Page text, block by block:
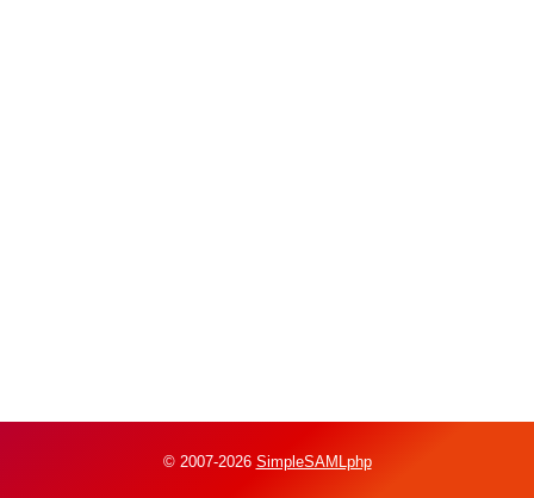
© 2007-2026 SimpleSAMLphp